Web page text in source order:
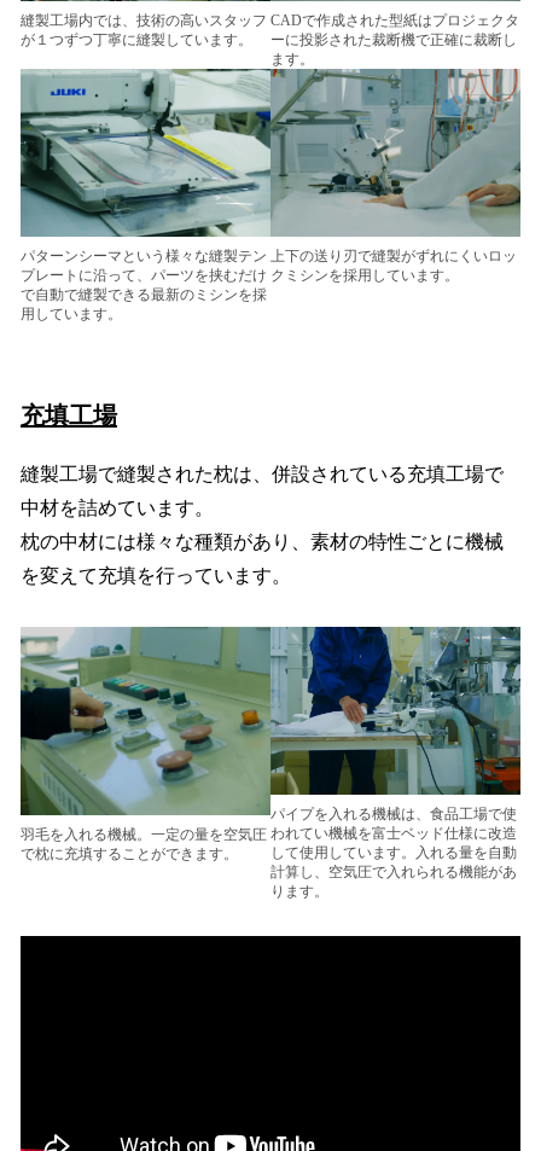
縫製工場内では、技術の高いスタッフ
が１つずつ丁寧に縫製しています。
CADで作成された型紙はプロジェクタ
ーに投影された裁断機で正確に裁断し
ます。
パターンシーマという様々な縫製テン
プレートに沿って、パーツを挟むだけ
で自動で縫製できる最新のミシンを採
用しています。
上下の送り刃で縫製がずれにくいロッ
クミシンを採用しています。
充填工場
縫製工場で縫製された枕は、併設されている充填工場で
中材を詰めています。
枕の中材には様々な種類があり、素材の特性ごとに機械
を変えて充填を行っています。
羽毛を入れる機械。一定の量を空気圧
で枕に充填することができます。
パイプを入れる機械は、食品工場で使
われてい機械を富士ベッド仕様に改造
して使用しています。入れる量を自動
計算し、空気圧で入れられる機能があ
ります。